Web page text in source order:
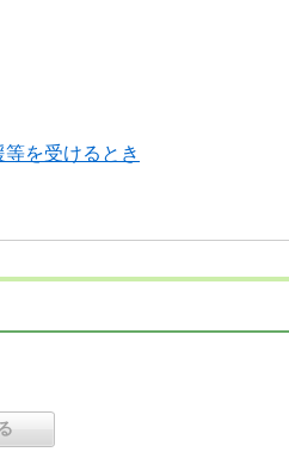
を受けるとき